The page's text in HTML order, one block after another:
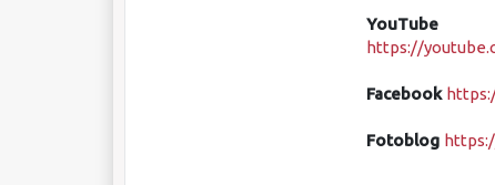
YouTube
https://
Facebook
Fotoblog